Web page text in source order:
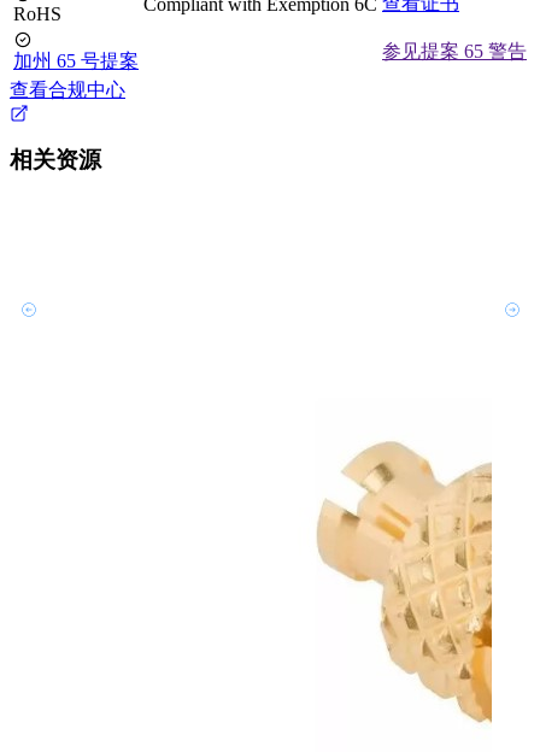
RoHS
加州 65 号提案
参见提案 65 警告
查看合规中心
相关资源